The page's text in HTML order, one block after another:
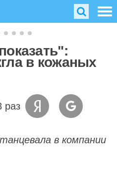
в кожаных
раз
в компании